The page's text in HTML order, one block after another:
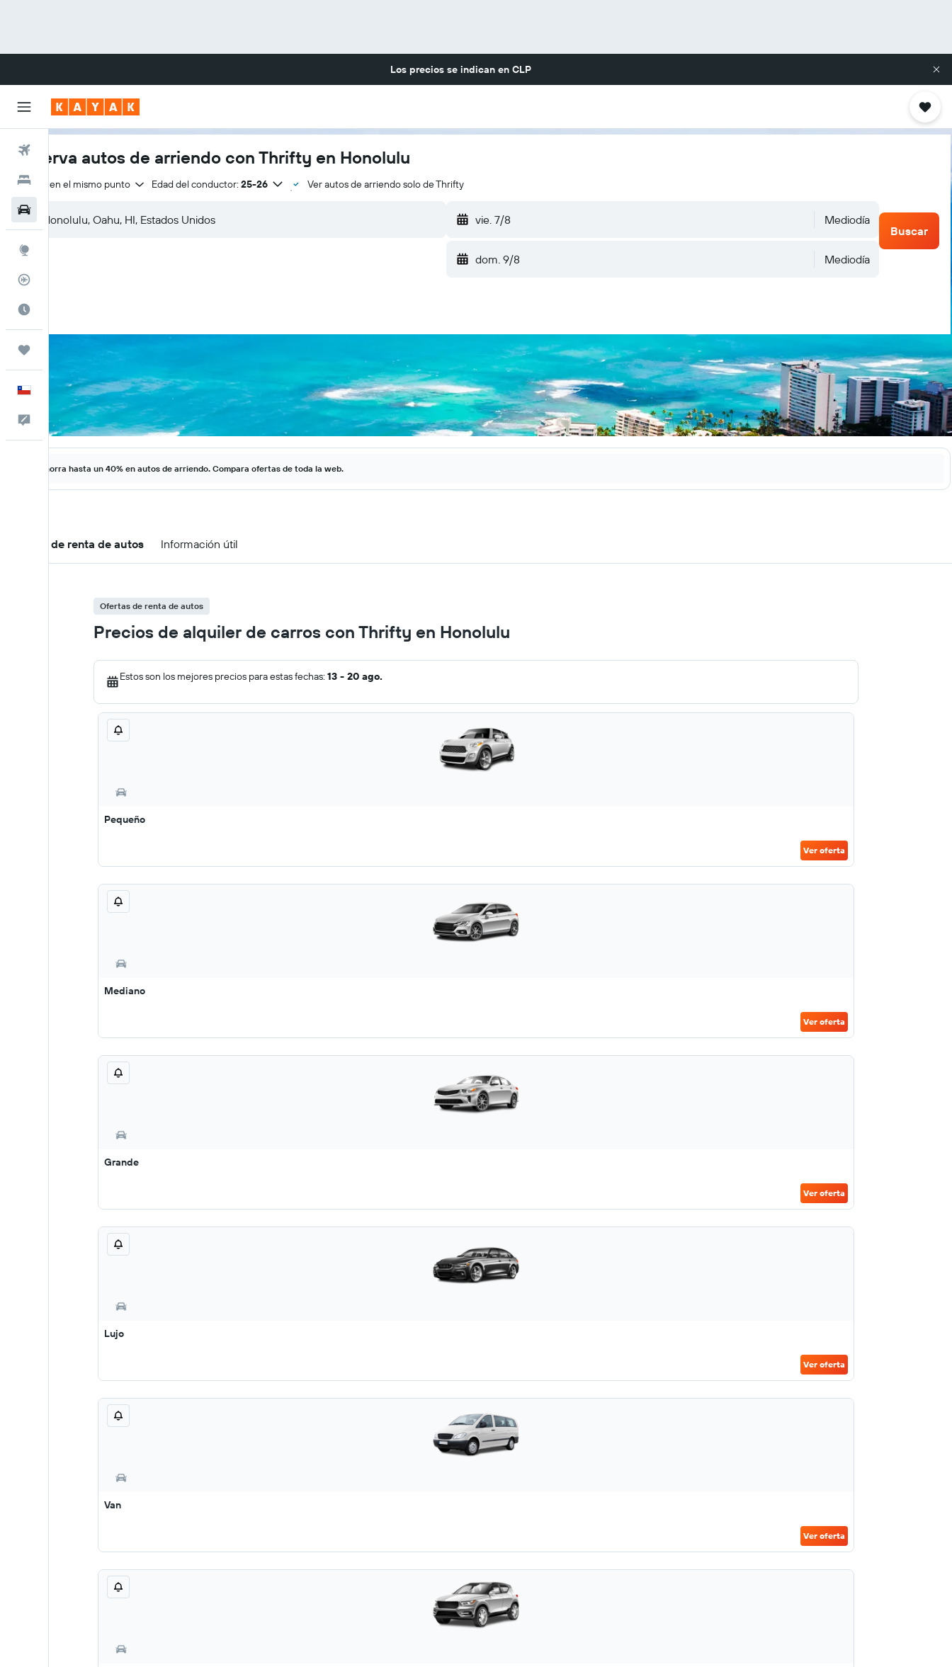
Los precios se indican en CLP
Hoteles
Español
Comentarios
Reserva autos de arriendo con Thrifty en Honolulu
Entrega en el mismo punto Edad del conductor: 25-26 Ver autos de arriendo solo de Thrifty
vie. 7/8 Mediodía
dom. 9/8 Mediodía
Buscar
Ahorra hasta un 40% en autos de arriendo. Compara ofertas de toda la web.
Ofertas de renta de autos Información útil
Ofertas de renta de autos
Precios de alquiler de carros con Thrifty en Honolulu
Estos son los mejores precios para estas fechas: 13 - 20 ago.
Pequeño
Ver oferta
Mediano
Ver oferta
Grande
Ver oferta
Lujo
Ver oferta
Van
Ver oferta